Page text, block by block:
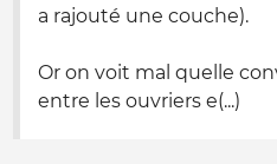
a rajouté une couche).
Or on voit mal quelle
entre les ouvriers e(...)